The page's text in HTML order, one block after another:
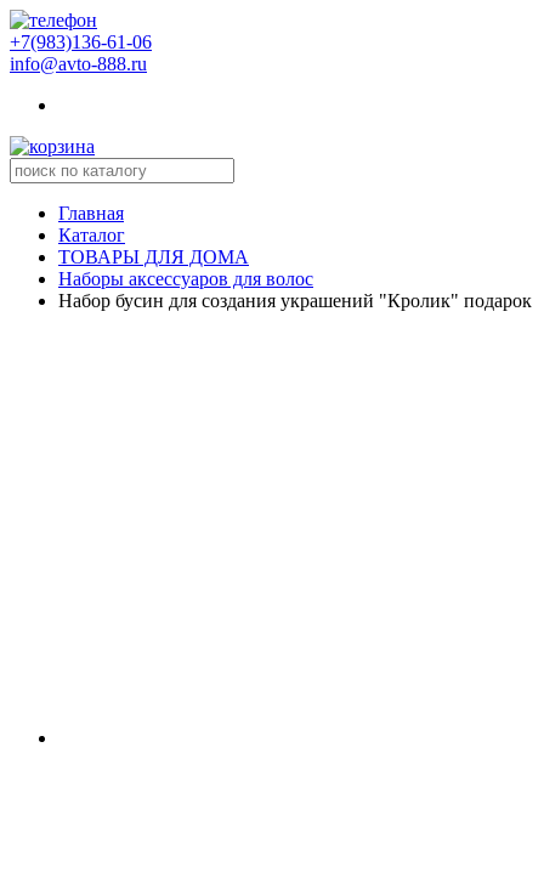
+7(983)136-61-06
info@avto-888.ru
Главная
Каталог
ТОВАРЫ ДЛЯ ДОМА
Наборы аксессуаров для волос
Набор бусин для создания украшений "Кролик" подарок